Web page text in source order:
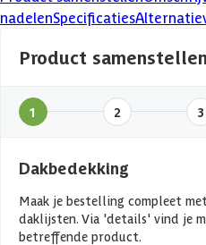
nadelenSpecificaties
Product samenstellen
1 2 3
Dakbedekking
Maak je bestelling compleet
daklijsten. Via 'details' vind je
betreffende product.